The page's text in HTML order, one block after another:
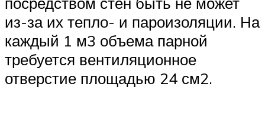
из-за их тепло- и пароизоляции. На
каждый 1 м3 объема парной
требуется вентиляционное
отверстие площадью 24 см2.